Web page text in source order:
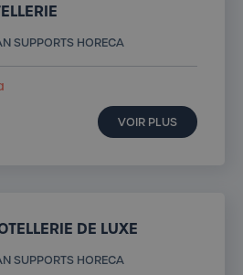
SUPPORTS HORECA
VOIR PLUS
DE LUXE
SUPPORTS HORECA